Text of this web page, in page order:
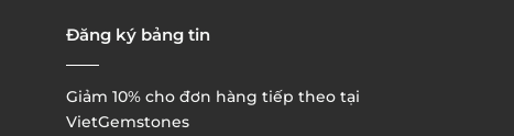
chúng tôi:
Đăng ký bảng tin
Giảm 10% cho đơn hàng tiếp theo tại
VietGemstones